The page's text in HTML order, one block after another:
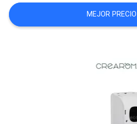
MEJOR PRECIO